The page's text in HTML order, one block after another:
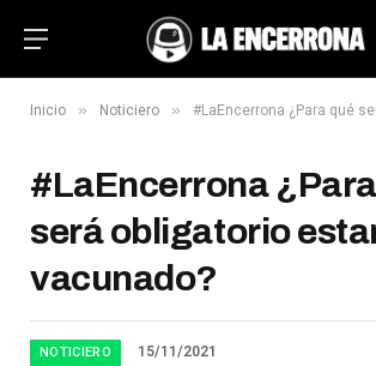
Inicio » Noticiero » #LaEncerrona ¿Para qué será
#LaEncerrona
será obligatorio
vacunado?
NOTICIERO 15/11/2021